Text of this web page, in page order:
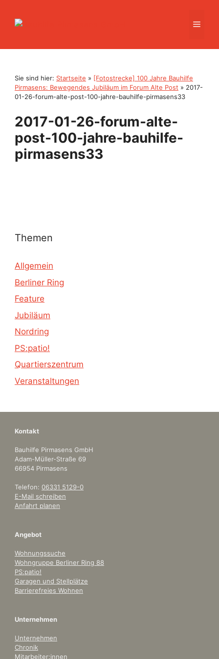
Inhalt
Sie sind hier: Startseite » [Fotostrecke] 100 Jahre Bauhilfe
Pirmasens: Bewegendes Jubiläum im Forum Alte Post » 2017-
01-26-forum-alte-post-100-jahre-bauhilfe-pirmasens33
2017-01-26-forum-alte-
post-100-jahre-bauhilfe-
pirmasens33
Themen
Allgemein
Berliner Ring
Feature
Jubiläum
Nordring
PS:patio!
Quartierszentrum
Veranstaltungen
Kontakt
Bauhilfe Pirmasens GmbH
Adam-Müller-Straße 69
66954 Pirmasens
Telefon: 06331 5129-0
E-Mail schreiben
Anfahrt planen
Angebot
Wohnungssuche
Wohngruppe Berliner Ring 88
PS:patio!
Garagen und Stellplätze
Barrierefreies Wohnen
Unternehmen
Unternehmen
Chronik
Mitarbeiter:innen